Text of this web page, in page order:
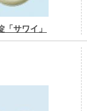
サワイ」